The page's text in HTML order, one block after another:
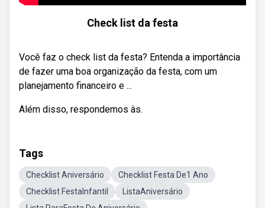
Check list da festa
Você faz o check list da festa? Entenda a importância
de fazer uma boa organização da festa, com um
planejamento financeiro e ...
Além disso, respondemos às.
Tags
Checklist Aniversário
Checklist Festa De1 Ano
Checklist FestaInfantil
ListaAniversário